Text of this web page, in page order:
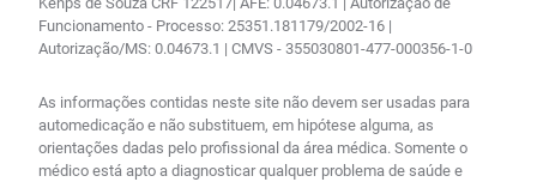
Funcionamento - Processo: 25351.181179/2002-16 |
Autorização/MS: 0.04673.1 | CMVS - 355030801-477-000356-1-0
As informações contidas neste site não devem ser usadas para
automedicação e não substituem, em hipótese alguma, as
orientações dadas pelo profissional da área médica. Somente o
médico está apto a diagnosticar qualquer problema de saúde e